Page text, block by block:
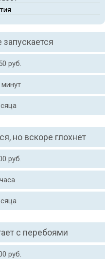
запускается
руб.
но вскоре глохнет
руб.
с перебоями
руб.